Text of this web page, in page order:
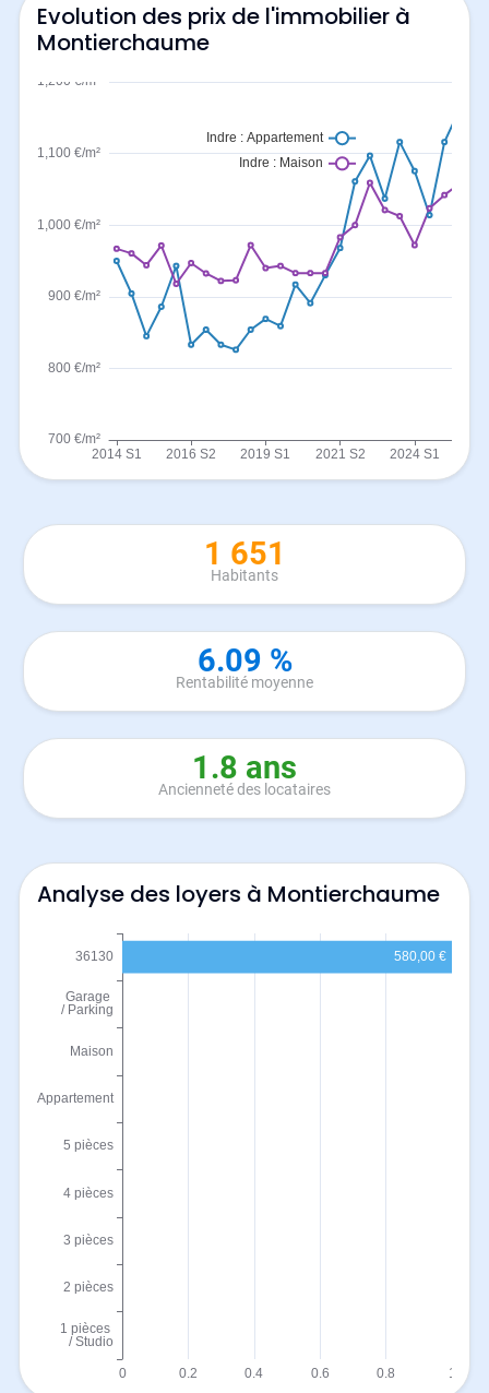
Evolution des prix de l'immobilier à
Montierchaume
1 651
Habitants
6.09 %
Rentabilité moyenne
1.8 ans
Ancienneté des locataires
Analyse des loyers à Montierchaume